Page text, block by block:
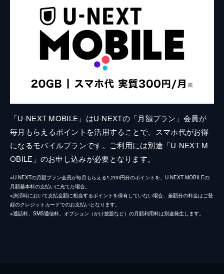
「U-NEXT MOBILE」はU-NEXTの「月額プラン」会員が
毎月もらえるポイントを活用することで、スマホ代がお得
になるモバイルプランです。ご利用には別途「U-NEXT M
OBILE」のお申し込みが必要となります。
※U-NEXTの月額プラン会員が毎月もらえる1,200円分のポイントを、U-NEXT MOBILEの
月額基本料の支払いに充てた場合。
※決済時において支払金額に相当するポイントを保有していない場合、差額分の料金はご登
録のクレジットカードでのお支払いとなります。
※通話料、SMS通信料、オプション（かけ放題など）の月額利用料は別途発生します。